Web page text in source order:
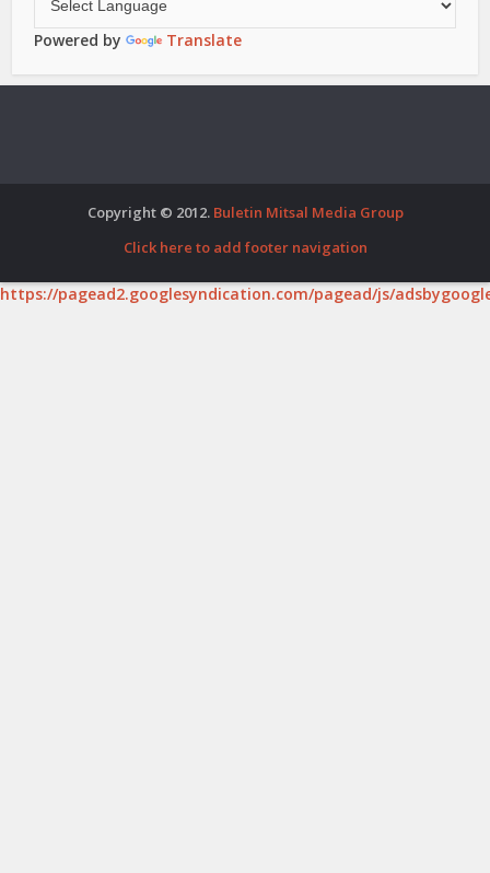
Powered by Translate
Copyright © 2012. Buletin Mitsal Media Group
Click here to add footer navigation
https://pagead2.googlesyndication.com/pagead/js/